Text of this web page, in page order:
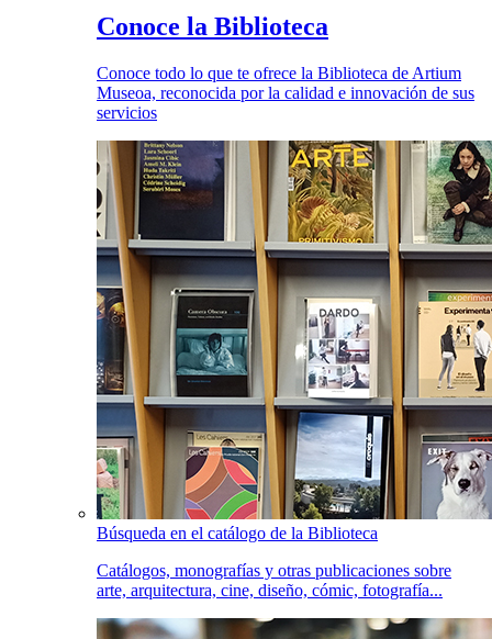
Conoce la Biblioteca
Conoce todo lo que te ofrece la Biblioteca de Artium
Museoa, reconocida por la calidad e innovación de sus
servicios
Búsqueda en el catálogo de la Biblioteca
Catálogos, monografías y otras publicaciones sobre
arte, arquitectura, cine, diseño, cómic, fotografía...